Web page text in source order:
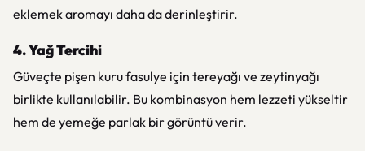
eklemek aromayı daha da derinleştirir.
4. Yağ Tercihi
Güveçte pişen kuru fasulye için tereyağı ve zeytinyağı
birlikte kullanılabilir. Bu kombinasyon hem lezzeti yükseltir
hem de yemeğe parlak bir görüntü verir.